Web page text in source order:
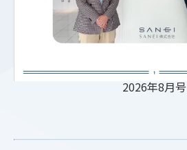
2026年8月号